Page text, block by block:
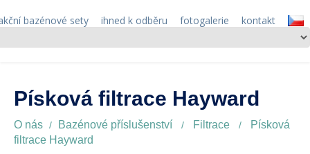
bazénové sety ihned k odběru fotogalerie kontakt
Písková filtrace Hayward
O nás Bazénové příslušenství Filtrace
Písková
filtrace Hayward